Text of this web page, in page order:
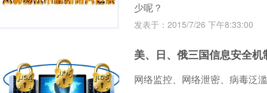
少呢？
发表于：2015/7/26 下午8:33:00
美、日、俄三国信息安全
网络监控、网络泄密、病毒泛